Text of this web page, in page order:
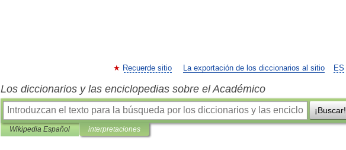
ES
Recuerde sitio La exportación de los diccionarios al sitio
Los diccionarios y las enciclopedias sobre el Académico
¡Buscar!
Wikipedia Español interpretaciones